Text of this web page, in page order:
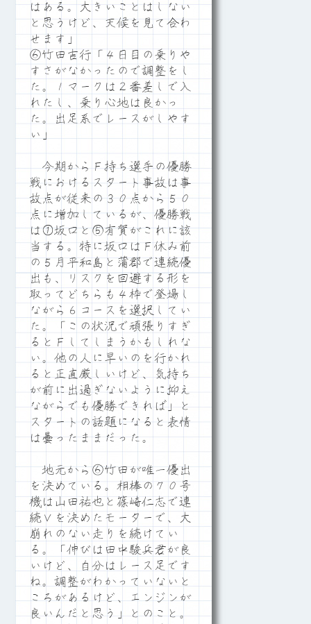
はある。大きいことはしない
と思うけど、天候を見て合わ
せます」
⑥竹田吉行「４日目の乗りや
すさがなかったので調整をし
た。１マークは２番差しで入
れたし、乗り心地は良かっ
た。出足系でレースがしやす
い」
今期からＦ持ち選手の優勝
戦におけるスタート事故は事
故点が従来の３０点から５０
点に増加しているが、優勝戦
は①坂口と⑤有賀がこれに該
当する。特に坂口はＦ休み前
の５月平和島と蒲郡で連続優
出も、リスクを回避する形を
取ってどちらも４枠で登場し
ながら６コースを選択してい
た。「この状況で頑張りすぎ
るとＦしてしまうかもしれな
い。他の人に早いのを行かれ
ると正直厳しいけど、気持ち
が前に出過ぎないように抑え
ながらでも優勝できれば」と
スタートの話題になると表情
は曇ったままだった。
地元から⑥竹田が唯一優出
を決めている。相棒の７０号
機は山田祐也と篠崎仁志で連
続Ｖを決めたモーターで、大
崩れのない走りを続けてい
る。「伸びは田中駿兵君が良
いけど、自分はレース足です
ね。調整がわかっていないと
ころがあるけど、エンジンが
良いんだと思う」とのこと。